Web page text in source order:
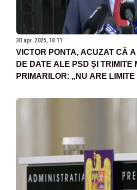
30 apr. 2025, 18:11
VICTOR PONTA, ACUZAT CĂ
DE DATE ALE PSD ȘI TRIMITE
PRIMARILOR: „NU ARE